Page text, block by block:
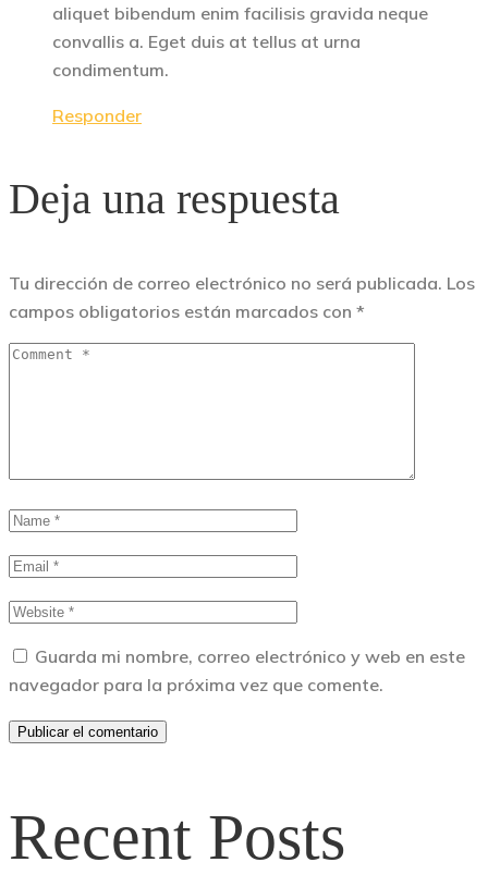
aliquet bibendum enim facilisis gravida neque
convallis a. Eget duis at tellus at urna
condimentum.
Responder
Deja una respuesta
Tu dirección de correo electrónico no será publicada. Los
campos obligatorios están marcados con *
Guarda mi nombre, correo electrónico y web en este
navegador para la próxima vez que comente.
Recent Posts